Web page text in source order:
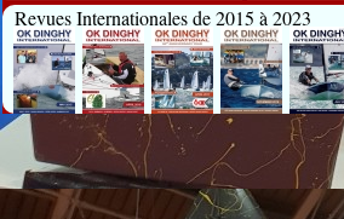
Revues Internationales de 2015 à 2023